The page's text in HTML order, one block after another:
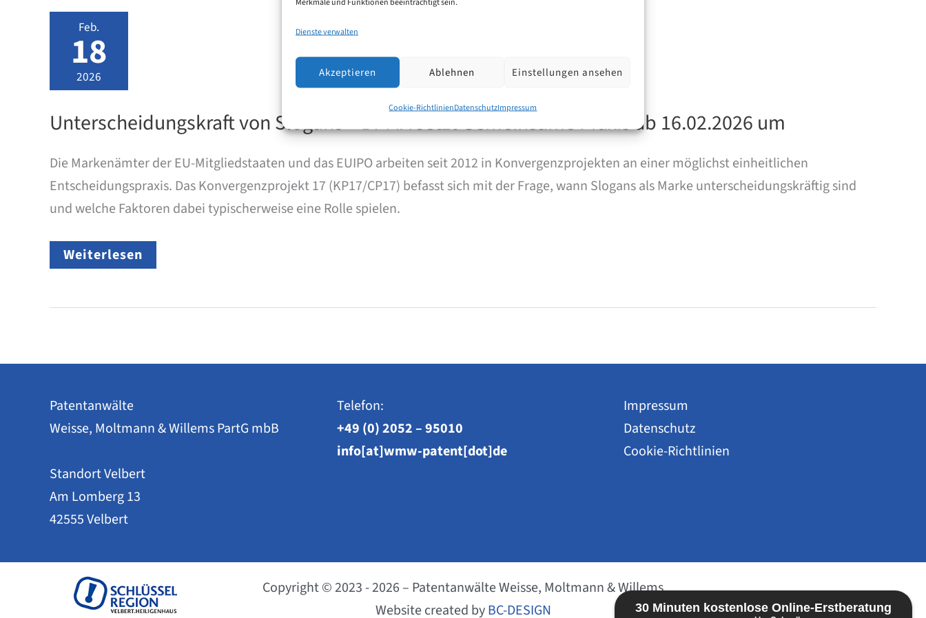
30 Minuten kostenlose Online-Erstberatung
Dienste verwalten
Akzeptieren Ablehnen Einstellungen ansehen
Cookie-RichtlinienDatenschutzImpressum
an?Feb.
18
2026
Unterscheidungskraft von Slogans – DPMA setzt Gemeinsame Praxis ab 16.02.2026 um
Die Markenämter der EU-Mitgliedstaaten und das EUIPO arbeiten seit 2012 in Konvergenzprojekten an einer möglichst einheitlichen
Entscheidungspraxis. Das Konvergenzprojekt 17 (KP17/CP17) befasst sich mit der Frage, wann Slogans als Marke unterscheidungskräftig sind
und welche Faktoren dabei typischerweise eine Rolle spielen.
Unterscheidungskraft
von
DPMA
ab
Weiterlesen
Patentanwälte
Weisse, Moltmann & Willems PartG mbB
Standort Velbert
Am Lomberg 13
42555 Velbert
Telefon:
+49 (0) 2052 – 95010
info[at]wmw-patent[dot]de
Impressum
Datenschutz
Cookie-Richtlinien
Copyright © 2023 - 2026 – Patentanwälte Weisse, Moltmann & Willems
Website created byBC-DESIGN